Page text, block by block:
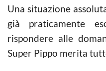
Una situazione
già praticamente
rispondere alle
Super Pippo merita